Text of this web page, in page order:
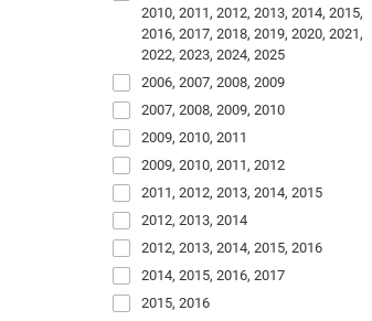
2010, 2011, 2012, 2013, 2014, 2015,
2016, 2017, 2018, 2019, 2020, 2021,
2022, 2023, 2024, 2025
2006, 2007, 2008, 2009
2007, 2008, 2009, 2010
2009, 2010, 2011
2009, 2010, 2011, 2012
2011, 2012, 2013, 2014, 2015
2012, 2013, 2014
2012, 2013, 2014, 2015, 2016
2014, 2015, 2016, 2017
2015, 2016